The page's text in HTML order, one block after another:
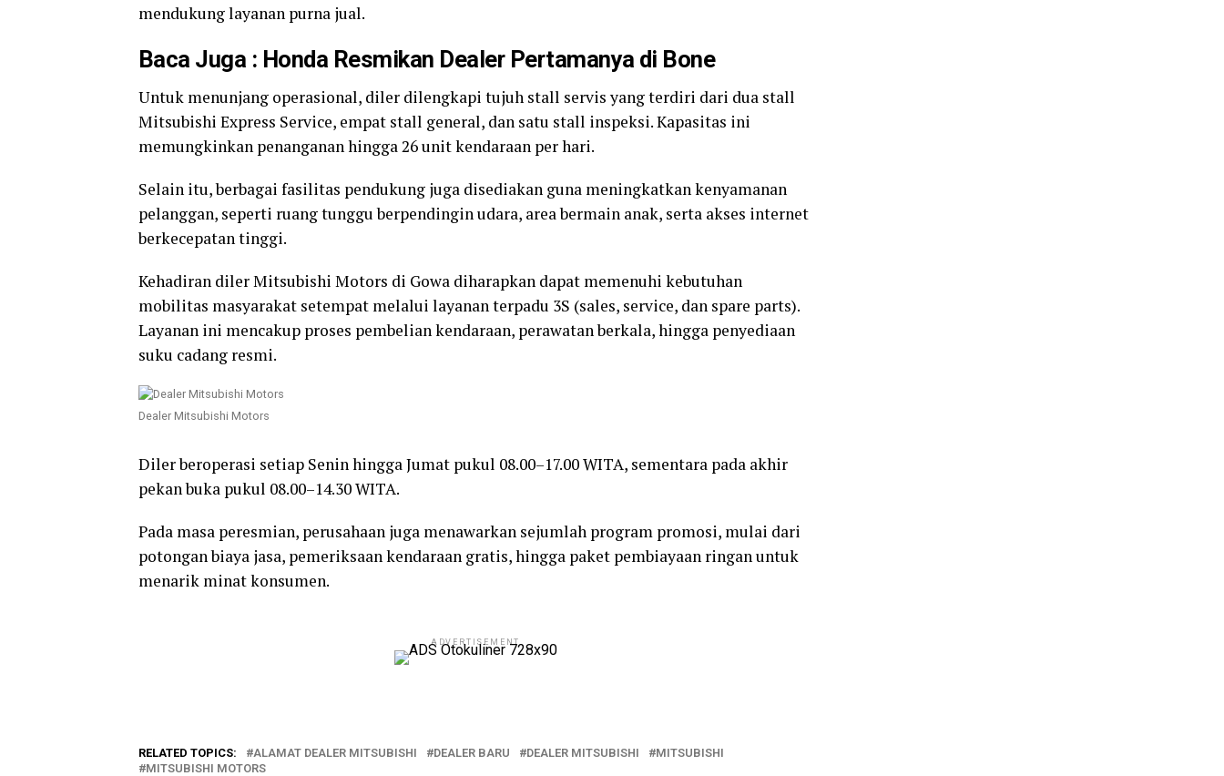
mendukung layanan purna jual.
Baca Juga : Honda Resmikan Dealer Pertamanya di Bone
Untuk menunjang operasional, diler dilengkapi tujuh stall servis yang terdiri dari dua stall
Mitsubishi Express Service, empat stall general, dan satu stall inspeksi. Kapasitas ini
memungkinkan penanganan hingga 26 unit kendaraan per hari.
Selain itu, berbagai fasilitas pendukung juga disediakan guna meningkatkan kenyamanan
pelanggan, seperti ruang tunggu berpendingin udara, area bermain anak, serta akses internet
berkecepatan tinggi.
Kehadiran diler Mitsubishi Motors di Gowa diharapkan dapat memenuhi kebutuhan
mobilitas masyarakat setempat melalui layanan terpadu 3S (sales, service, dan spare parts).
Layanan ini mencakup proses pembelian kendaraan, perawatan berkala, hingga penyediaan
suku cadang resmi.
Dealer Mitsubishi Motors
Diler beroperasi setiap Senin hingga Jumat pukul 08.00–17.00 WITA, sementara pada akhir
pekan buka pukul 08.00–14.30 WITA.
Pada masa peresmian, perusahaan juga menawarkan sejumlah program promosi, mulai dari
potongan biaya jasa, pemeriksaan kendaraan gratis, hingga paket pembiayaan ringan untuk
menarik minat konsumen.
ADVERTISEMENT
RELATED TOPICS: ALAMAT DEALER MITSUBISHI DEALER BARU DEALER MITSUBISHI
MITSUBISHI
MITSUBISHI MOTORS